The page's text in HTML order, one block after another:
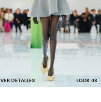
VER DETALLES LOOK 08